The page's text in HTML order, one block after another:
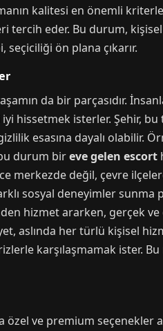
kalitesi en önemli
tercih eder. Bu durum,
seçiciliği ön plana çıkarır.
da bir parçasıdır.
hissetmek isterler. Şehir,
esasına dayalı olabilir.
durum bireve gelen escort
merkezde değil, çevre
sosyal deneyimler
hizmet ararken, gerçek
aslında her türlü kişisel
karşılaşmamak ister.
özel ve premium